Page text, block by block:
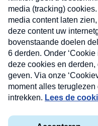
Privacyverklaring
Nieuwsbrief
Neem hier een gratis
nieuwsbrief. Elke